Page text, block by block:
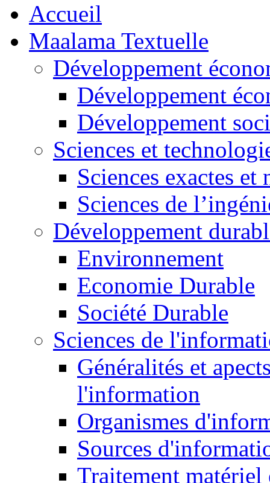
Accueil
Maalama Textuelle
Développement
Développement
Développement
Sciences et
Sciences exactes et
Sciences de
Développement
Environnement
Economie Durable
Société Durable
Sciences de
Généralités et
l'information
Organismes
Sources
Traitement matériel